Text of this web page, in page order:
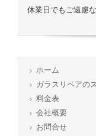
休業日でもご遠慮
ホーム
ガラスリペアの
料金表
会社概要
お問合せ